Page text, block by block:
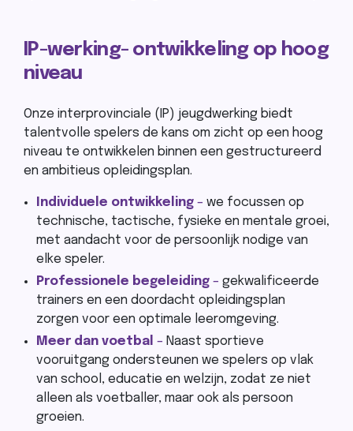
IP-werking- ontwikkeling op hoog
niveau
Onze interprovinciale (IP) jeugdwerking biedt
talentvolle spelers de kans om zicht op een hoog
niveau te ontwikkelen binnen een gestructureerd
en ambitieus opleidingsplan.
Individuele ontwikkeling – we focussen op
technische, tactische, fysieke en mentale groei,
met aandacht voor de persoonlijk nodige van
elke speler.
Professionele begeleiding – gekwalificeerde
trainers en een doordacht opleidingsplan
zorgen voor een optimale leeromgeving.
Meer dan voetbal – Naast sportieve
vooruitgang ondersteunen we spelers op vlak
van school, educatie en welzijn, zodat ze niet
alleen als voetballer, maar ook als persoon
groeien.